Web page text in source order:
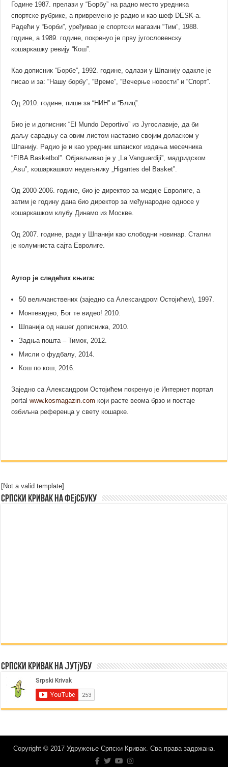
Године 1987. прелази у “Борбу” на радно место уредника
спортске рубрике, а привремено је радио и као шеф DESK-а.
Радећи у “Борби”, уређивао је спортски магазин “Тим”, 1988.
године, а 1989. године, покренуо је прву југословенску
кошаркашку ревију “Кош”.
Као дописник “Борбе”, 1992. године, одлази у Шпанију одакле је
писао и за: “Нашу борбу”, “Време”, “Вечерње новости” и “Спорт”.
Од 2010. године, пише за “НИН” и “Блиц”.
Био је и дописник “El Mundo Deportivo” из Југославије, да би
даљу сарадњу са овим листом наставио својим доласком у
Шпанију. Радио је и као уредник шпанског издања месечника
“FIBA Basketbol”. Објављивао је у „La Vanguardiji”, мадридском
„Asu”, кошаркашком недељнику „Higantes del Basket”.
Од 2000-2006. године, био је директор за медије Евролиге, а
затим је годину дана био директор за међународне односе у
кошаркашком клубу Динамо из Москве.
Од 2007. године, ради у Шпанији као слободни новинар. Стални
је колумниста сајта Евролиге.
Аутор је следећих књига:
50 величанствених (заједно са Александром Остојићем), 1997.
Монтевидео, Бог те видео! 2010.
Шпанија од нашег дописника, 2010.
Задња пошта – Тимок, 2012.
Мисли о фудбалу, 2014.
Кош по кош, 2016.
Заједно са Александром Остојићем покренуо је Интернет портал
portalwww.kosmagazin.com који расте веома брзо и постаје
озбиљна референца у свету кошарке.
[Not a valid template]
Српски Кривак на Фејсбуку
Српски Кривак на Јутјубу
Copyright © 2017 Удружење Српски Кривак. Сва права задржана.